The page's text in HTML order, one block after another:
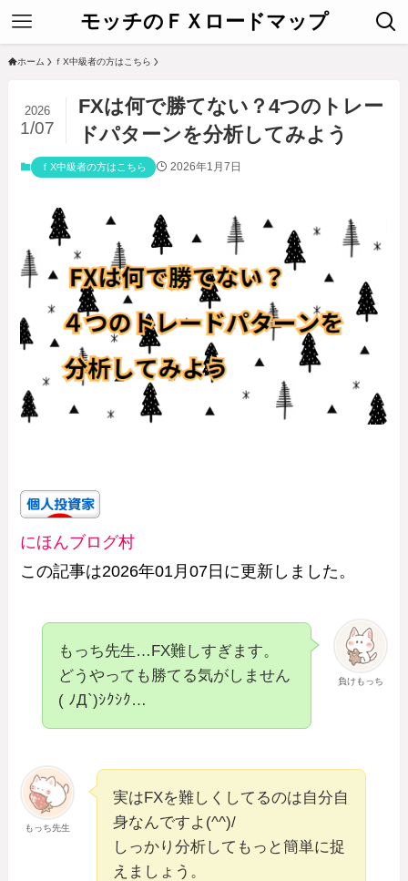
モッチのＦＸロードマップ
ホーム ｆX中級者の方はこちら
FXは何で勝てない？4つのトレー
ドパターンを分析してみよう
2026
1/07
ｆX中級者の方はこちら 2026年1月7日
にほんブログ村
この記事は2026年01月07日に更新しました。
負けもっち
もっち先生…FX難しすぎます。
どうやっても勝てる気がしません
( ﾉД`)ｼｸｼｸ…
もっち先生
実はFXを難しくしてるのは自分自
身なんですよ(^^)/
しっかり分析してもっと簡単に捉
えましょう。